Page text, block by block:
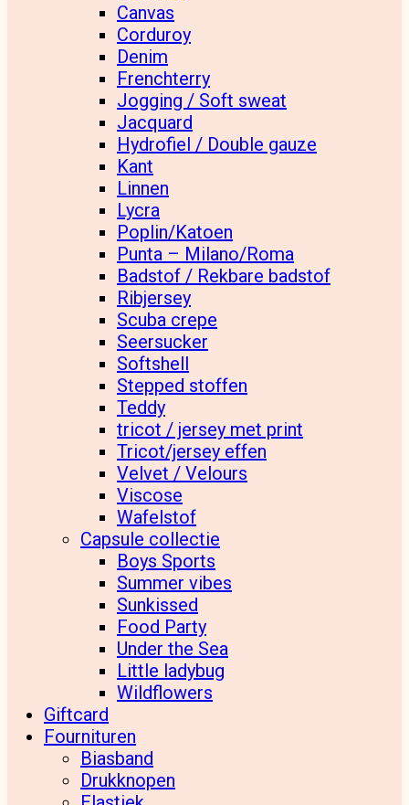
Canvas
Corduroy
Denim
Frenchterry
Jogging / Soft sweat
Jacquard
Hydrofiel / Double gauze
Kant
Linnen
Lycra
Poplin/Katoen
Punta – Milano/Roma
Badstof / Rekbare badstof
Ribjersey
Scuba crepe
Seersucker
Softshell
Stepped stoffen
Teddy
tricot / jersey met print
Tricot/jersey effen
Velvet / Velours
Viscose
Wafelstof
Capsule collectie
Boys Sports
Summer vibes
Sunkissed
Food Party
Under the Sea
Little ladybug
Wildflowers
Giftcard
Fournituren
Biasband
Drukknopen